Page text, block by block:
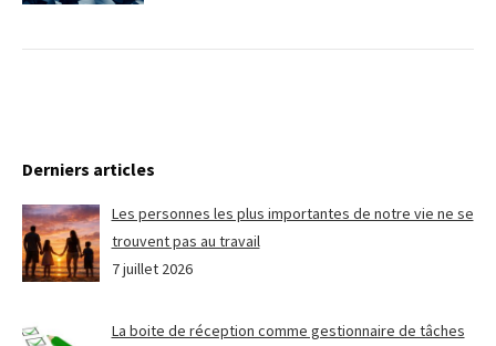
Derniers articles
Les personnes les plus importantes de notre vie ne se
trouvent pas au travail
7 juillet 2026
La boite de réception comme gestionnaire de tâches